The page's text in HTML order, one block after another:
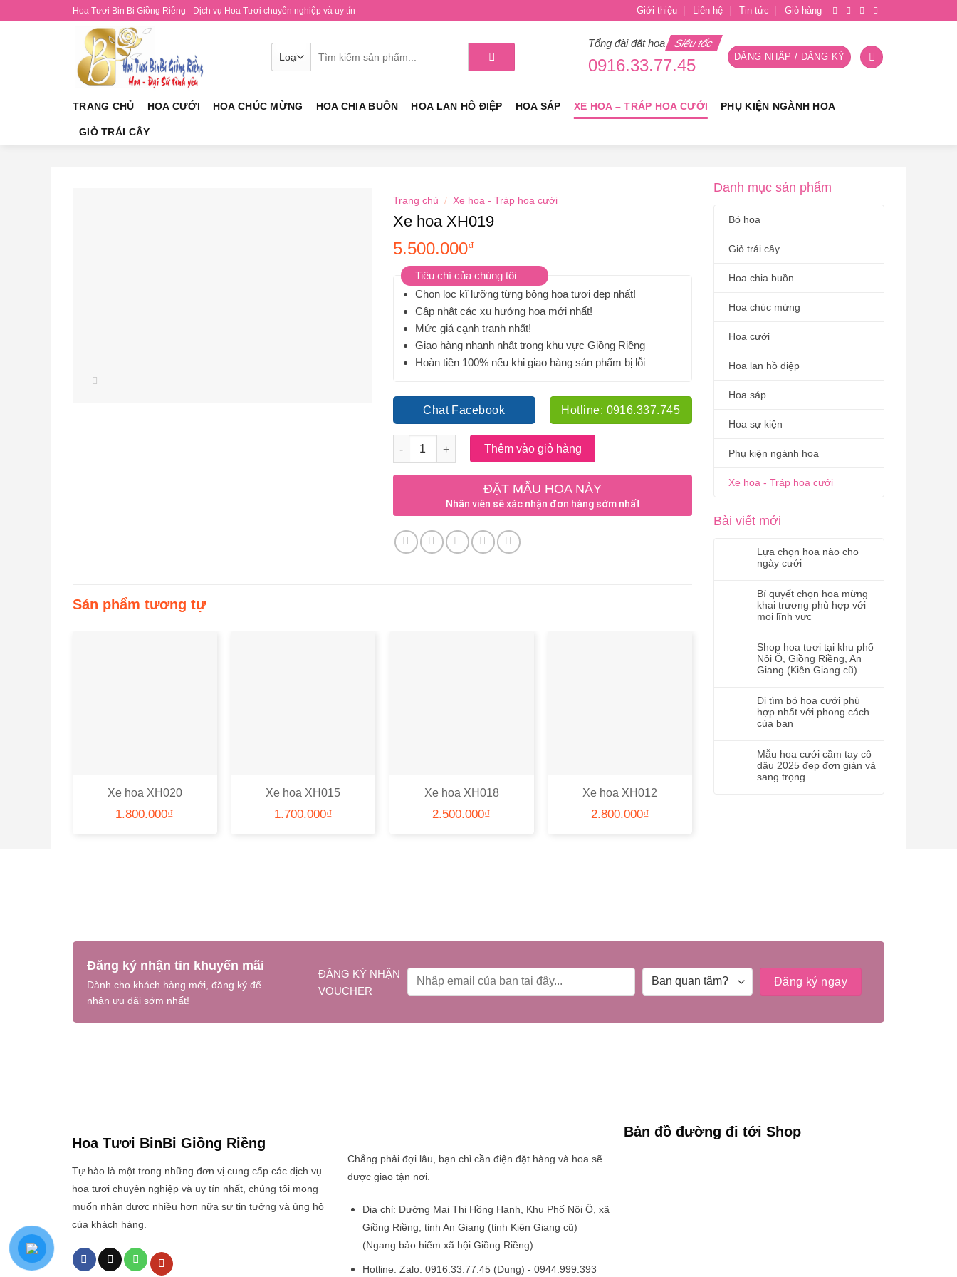
Hoa Tươi Bin Bi Giồng Riềng - Dịch vụ Hoa Tươi chuyên nghiệp và uy tín Giới thiệu Liên hệ Tin tức Giỏ hàng
kiếm:
Tổng đài đặt hoa Siêu tốc
0916.33.77.45 ĐĂNG NHẬP / ĐĂNG KÝ
TRANG CHỦ HOA CƯỚI HOA CHÚC MỪNG HOA CHIA BUỒN HOA LAN HỒ ĐIỆP HOA SÁP XE HOA – TRÁP HOA CƯỚI PHỤ KIỆN NGÀNH HOA
GIỎ TRÁI CÂY
Danh mục sản phẩm
Bó hoa
Giỏ trái cây
Hoa chia buồn
Hoa chúc mừng
Hoa cưới
Hoa lan hồ điệp
Hoa sáp
Hoa sự kiện
Phụ kiện ngành hoa
Xe hoa - Tráp hoa cưới
Bài viết mới
Lựa chọn hoa nào cho
ngày cưới
Bí quyết chọn hoa mừng
khai trương phù hợp với
mọi lĩnh vực
Shop hoa tươi tại khu phố
Nội Ô, Giồng Riềng, An
Giang (Kiên Giang cũ)
Đi tìm bó hoa cưới phù
hợp nhất với phong cách
của bạn
Mẫu hoa cưới cầm tay cô
dâu 2025 đẹp đơn giản và
sang trọng
Trang chủ / Xe hoa - Tráp hoa cưới
Xe hoa XH019
5.500.000₫
Tiêu chí của chúng tôi
Chọn lọc kĩ lưỡng từng bông hoa tươi đẹp nhất!
Cập nhật các xu hướng hoa mới nhất!
Mức giá cạnh tranh nhất!
Giao hàng nhanh nhất trong khu vực Giồng Riềng
Hoàn tiền 100% nếu khi giao hàng sản phẩm bị lỗi
Chat Facebook Hotline: 0916.337.745
Số lượng Thêm vào giỏ hàng
ĐẶT MẪU HOA NÀY
Nhân viên sẽ xác nhận đơn hàng sớm nhất
Sản phẩm tương tự
Xe hoa XH020
1.800.000₫
Xe hoa XH015
1.700.000₫
Xe hoa XH018
2.500.000₫
Xe hoa XH012
2.800.000₫
Đăng ký nhận tin khuyến mãi
Dành cho khách hàng mới, đăng ký để
nhận ưu đãi sớm nhất!
ĐĂNG KÝ NHẬN
VOUCHER
Hoa Tươi BinBi Giồng Riềng
Tự hào là một trong những đơn vị cung cấp các dịch vụ
hoa tươi chuyên nghiệp và uy tín nhất, chúng tôi mong
muốn nhận được nhiều hơn nữa sự tin tưởng và ủng hộ
của khách hàng.
Chẳng phải đợi lâu, bạn chỉ cần điện đặt hàng và hoa sẽ
được giao tận nơi.
Địa chỉ: Đường Mai Thị Hồng Hạnh, Khu Phố Nội Ô, xã
Giồng Riềng, tỉnh An Giang (tỉnh Kiên Giang cũ)
(Ngang bảo hiểm xã hội Giồng Riềng)
Hotline: Zalo: 0916.33.77.45 (Dung) - 0944.999.393
Bản đồ đường đi tới Shop